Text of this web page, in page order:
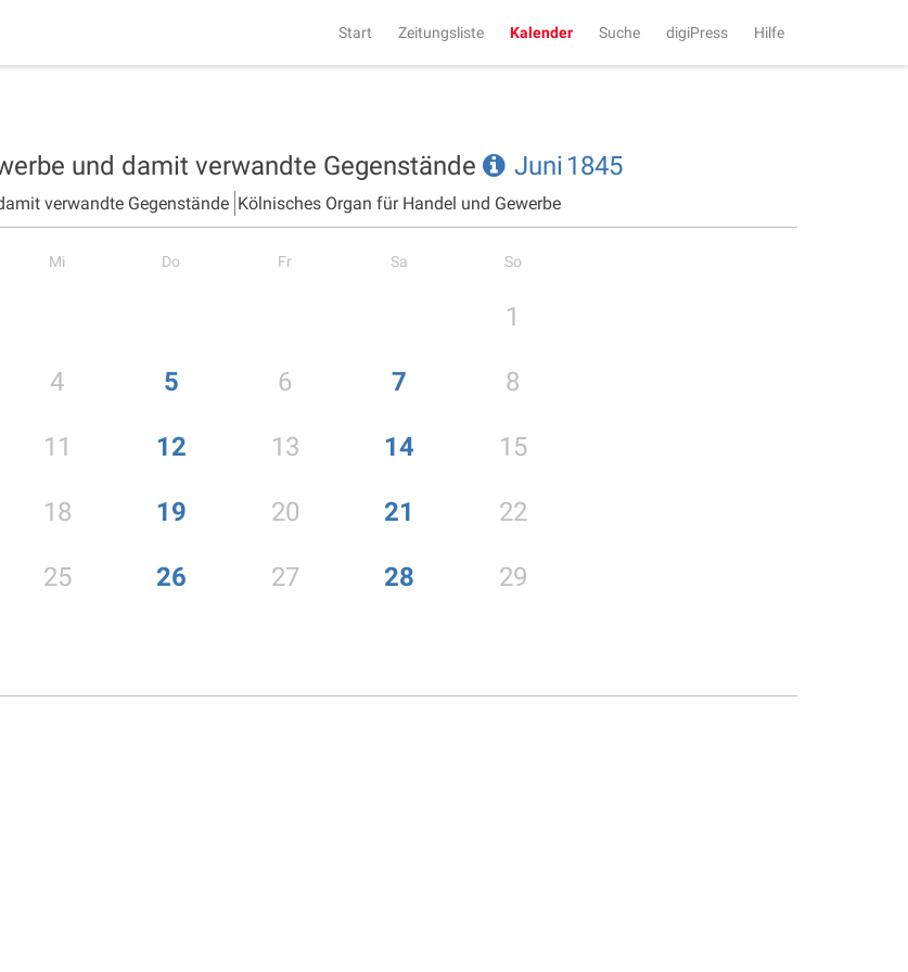
Start Zeitungsliste Kalender Suche digiPress Hilfe
und damit verwandte Gegenstände Juni 1845
verwandte Gegenstände Kölnisches Organ für Handel und Gewerbe
Mi Do Fr Sa So
1
4 5 6 7 8
11 12 13 14 15
18 19 20 21 22
25 26 27 28 29